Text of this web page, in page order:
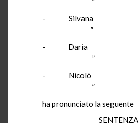
-
Silvana
”
-
Daria
”
-
Nicolò
”
ha pronunciato la seguente
SENTENZA